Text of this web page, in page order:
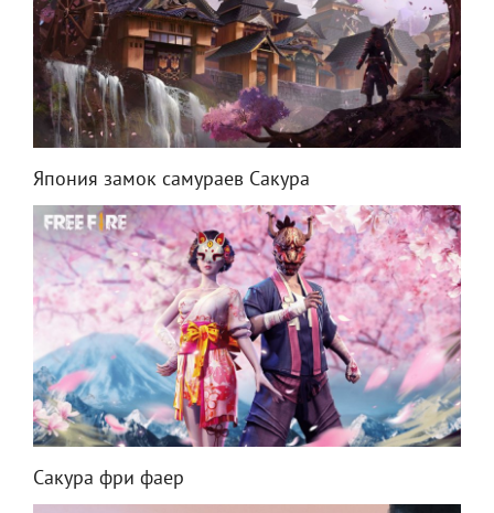
Япония замок самураев Сакура
Сакура фри фаер